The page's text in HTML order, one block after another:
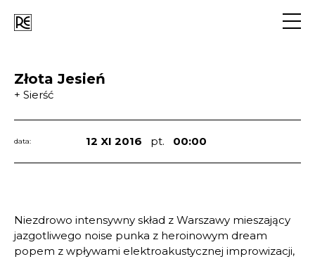
Go
Złota Jesień
+ Sierść
data: 12 XI 2016 pt. 00:00
Niezdrowo intensywny skład z Warszawy mieszający
jazgotliwego noise punka z heroinowym dream
popem z wpływami elektroakustycznej improwizacji,